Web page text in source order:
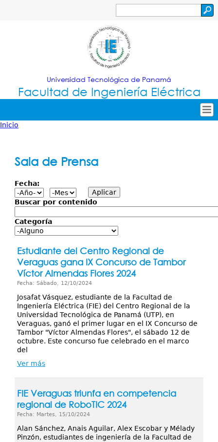
Jump to navigation
de
búsqueda
Universidad Tecnológica de Panamá
Facultad de Ingeniería Eléctrica
Tropical
Principal
Oferta Académica
Investigación
Servicios
Publicaciones
está
Inicio
Sala de Prensa
Fecha:
Buscar por contenido
Categoría
Estudiante del Centro Regional de
Veraguas gana IX Concurso de Tambor
Víctor Almendas Flores 2024
Fecha: Sábado, 12/10/2024
Josafat Vásquez, estudiante de la Facultad de
Ingeniería Eléctrica (FIE) del Centro Regional de la
Universidad Tecnológica de Panamá (UTP), en
Veraguas, ganó el primer lugar en el IX Concurso de
Tambor "Víctor Almendas Flores", el sábado 12 de
octubre. Este concurso fue celebrado en el marco
del
Ver más
FIE Veraguas triunfa en competencia
regional de RoboTIC 2024
Fecha: Martes, 15/10/2024
Alan Sánchez, Anais Aguilar, Alex Escobar y Mélady
Pinzón, estudiantes de ingeniería de la Facultad de